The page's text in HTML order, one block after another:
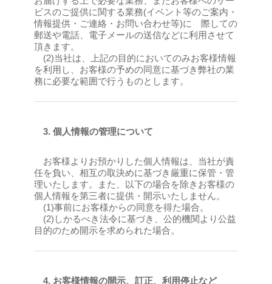
ビスのご提供に関する業務(イベント等のご案内・
情報提供・ご連絡・お問い合わせ等)に 際しての
郵送や電話、電子メールの送信などに利用させて
頂きます。
(2)当社は、上記の目的においてのみお客様情報
を利用し、お客様の予めの同意に基づき弊社の業
務に必要な範囲で行うものとします。
3. 個人情報の管理について
お客様よりお預かりした個人情報は、当社が責
任を負い、相互の取決めに基づき厳重に保管・管
理いたします。また、以下の場合を除きお客様の
個人情報を第三者に提供・開示いたしません。
(1)事前にお客様からの同意を得た場合。
(2)しかるべき法令に基づき、公的機関より公益
目的のため開示を求められた場合。
4. お客様情報の開示、訂正、利用停止など